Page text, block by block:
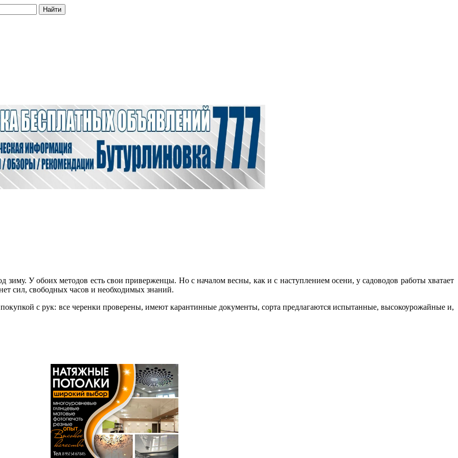
Найти
У обоих методов есть свои приверженцы. Но с началом весны, как и с наступлением осени, у садоводов работы хватает
сил, свободных часов и необходимых знаний.
с рук: все черенки проверены, имеют карантинные документы, сорта предлагаются испытанные, высокоурожайные и,